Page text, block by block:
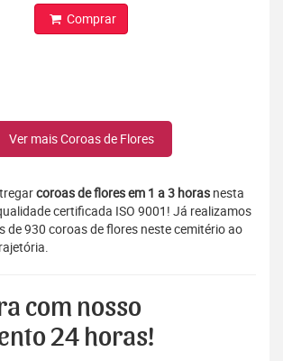
Comprar
Ver mais Coroas de Flores
coroas de flores em 1 a 3 horas nesta
certificada ISO 9001! Já realizamos
de 930 coroas de flores neste cemitério ao
com nosso
24 horas!